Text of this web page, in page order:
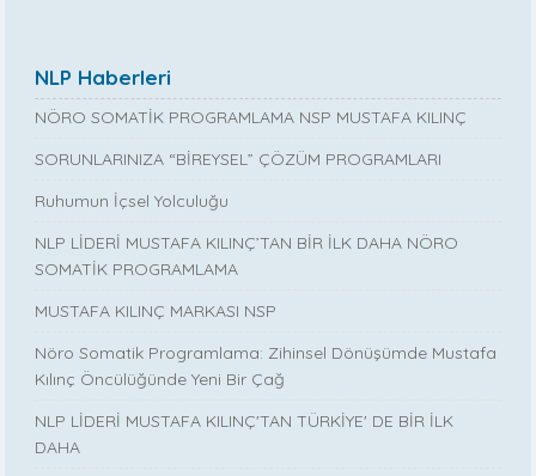
NLP Haberleri
NÖRO SOMATİK PROGRAMLAMA NSP MUSTAFA KILINÇ
SORUNLARINIZA “BİREYSEL” ÇÖZÜM PROGRAMLARI
Ruhumun İçsel Yolculuğu
NLP LİDERİ MUSTAFA KILINÇ’TAN BİR İLK DAHA NÖRO
SOMATİK PROGRAMLAMA
MUSTAFA KILINÇ MARKASI NSP
Nöro Somatik Programlama: Zihinsel Dönüşümde Mustafa
Kılınç Öncülüğünde Yeni Bir Çağ
NLP LİDERİ MUSTAFA KILINÇ'TAN TÜRKİYE' DE BİR İLK
DAHA